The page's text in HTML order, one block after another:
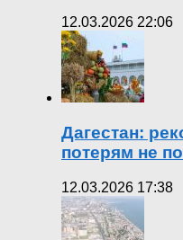
12.03.2026 22:06
Дагестан:
потерям не
12.03.2026 17:38